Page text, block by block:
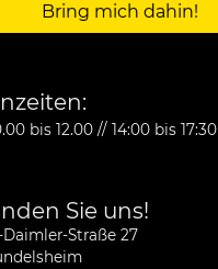
Bring mich dahin!
bis 12.00 // 14:00 bis 17:30
Sie uns!
Straße 27